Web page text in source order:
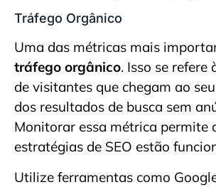
Tráfego Orgânico
Uma das métricas mais
tráfego orgânico. Isso se refere
de visitantes que chegam ao
dos resultados de busca sem
Monitorar essa métrica permite
estratégias de SEO estão
Utilize ferramentas como